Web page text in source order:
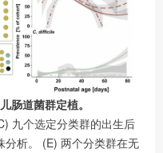
肠道菌群定植。
九个选定分类群的出生后
分析。 (E) 两个分类群在无